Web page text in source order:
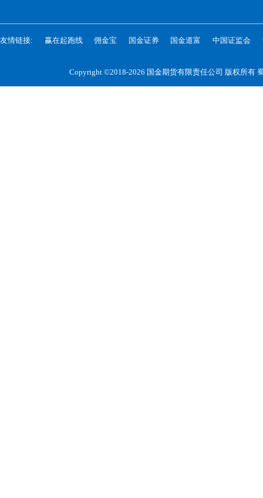
友情链接: 赢在起跑线 佣金宝 国金证券 国金道富 中国证监会
Copyright ©2018-2026 国金期货有限责任公司 版权所有